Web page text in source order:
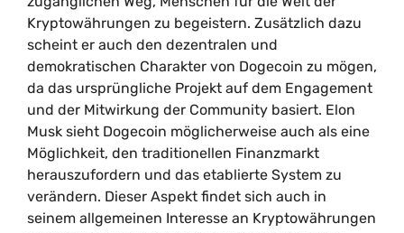
Kryptowährungen zu begeistern. Zusätzlich dazu
scheint er auch den dezentralen und
demokratischen Charakter von Dogecoin zu mögen,
da das ursprüngliche Projekt auf dem Engagement
und der Mitwirkung der Community basiert. Elon
Musk sieht Dogecoin möglicherweise auch als eine
Möglichkeit, den traditionellen Finanzmarkt
herauszufordern und das etablierte System zu
verändern. Dieser Aspekt findet sich auch in
seinem allgemeinen Interesse an Kryptowährungen